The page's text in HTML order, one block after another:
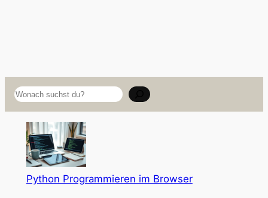
Suchen
Python Programmieren im Browser